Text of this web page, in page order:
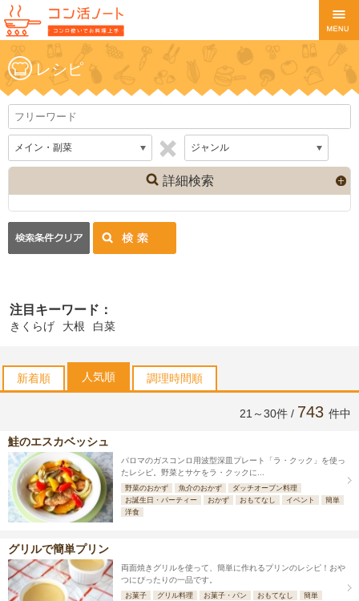
レシピ
詳細検索
注目キーワード：
きくらげ 大根 白菜
新着順 人気順 調理時間順
21～30件 / 743 件中
鮭のエスカベッシュ
パロマのガスコンロ用波型深皿プレート「ラ・クック」を使っ
たレシピ。野菜とサケをラ・クックに...
野菜のおかず 魚介のおかず
ダッチオーブン料理
お誕生日・パーティー
おかず おもてなし イベント
簡単
洋食
グリルで簡単プリン
両面焼きグリルを使って、簡単に作れるプリンのレシピ！おや
つにぴったりの一品です。
お菓子 グリル料理 お菓子・パン おもてなし
簡単